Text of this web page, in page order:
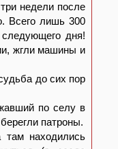
недели после
Всего лишь 300
дня!
жгли машины и
до сих пор
по селу в
патроны.
находились